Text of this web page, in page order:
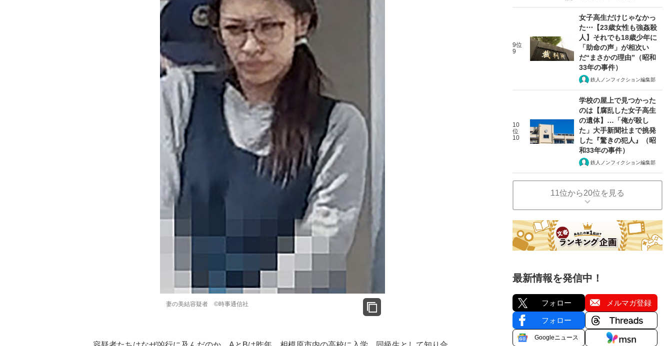
妻の美結容疑者 ©時事通信社
9位
9
女子高生だけじゃなかっ
た⋯【23歳女性も強姦殺
人】それでも18歳少年に
「助命の声」が相次い
だ“まさかの理由”（昭和
33年の事件）
鉄人ノンフィクション編集部
10
位
10
学校の屋上で見つかった
のは【腐乱した女子高生
の遺体】…「俺が殺し
た」大手新聞社まで挑発
した『驚きの犯人』（昭
和33年の事件）
鉄人ノンフィクション編集部
11位から20位を見る
最新情報を発信中！
フォロー メルマガ登録
フォロー
Googleニュース